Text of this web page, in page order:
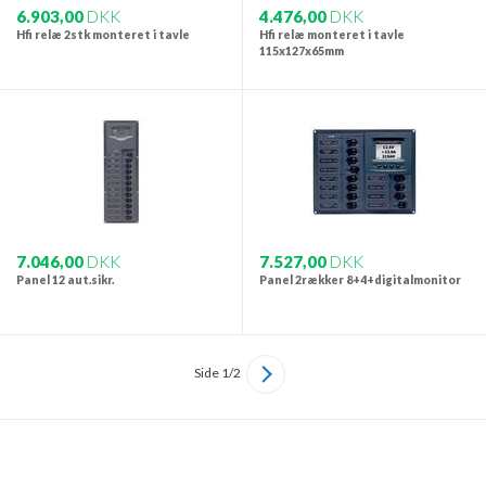
6.903,00 DKK
Hfi relæ 2stk monteret i tavle
4.476,00 DKK
Hfi relæ monteret i tavle
115x127x65mm
7.046,00 DKK
Panel 12 aut.sikr.
7.527,00 DKK
Panel 2rækker 8+4+digitalmonitor
Side 1/2